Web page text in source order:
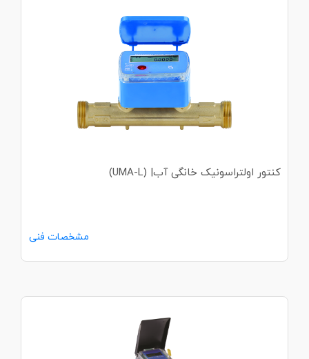
کنتور اولتراسونیک خانگی آب| (UMA-L)
مشخصات فنی